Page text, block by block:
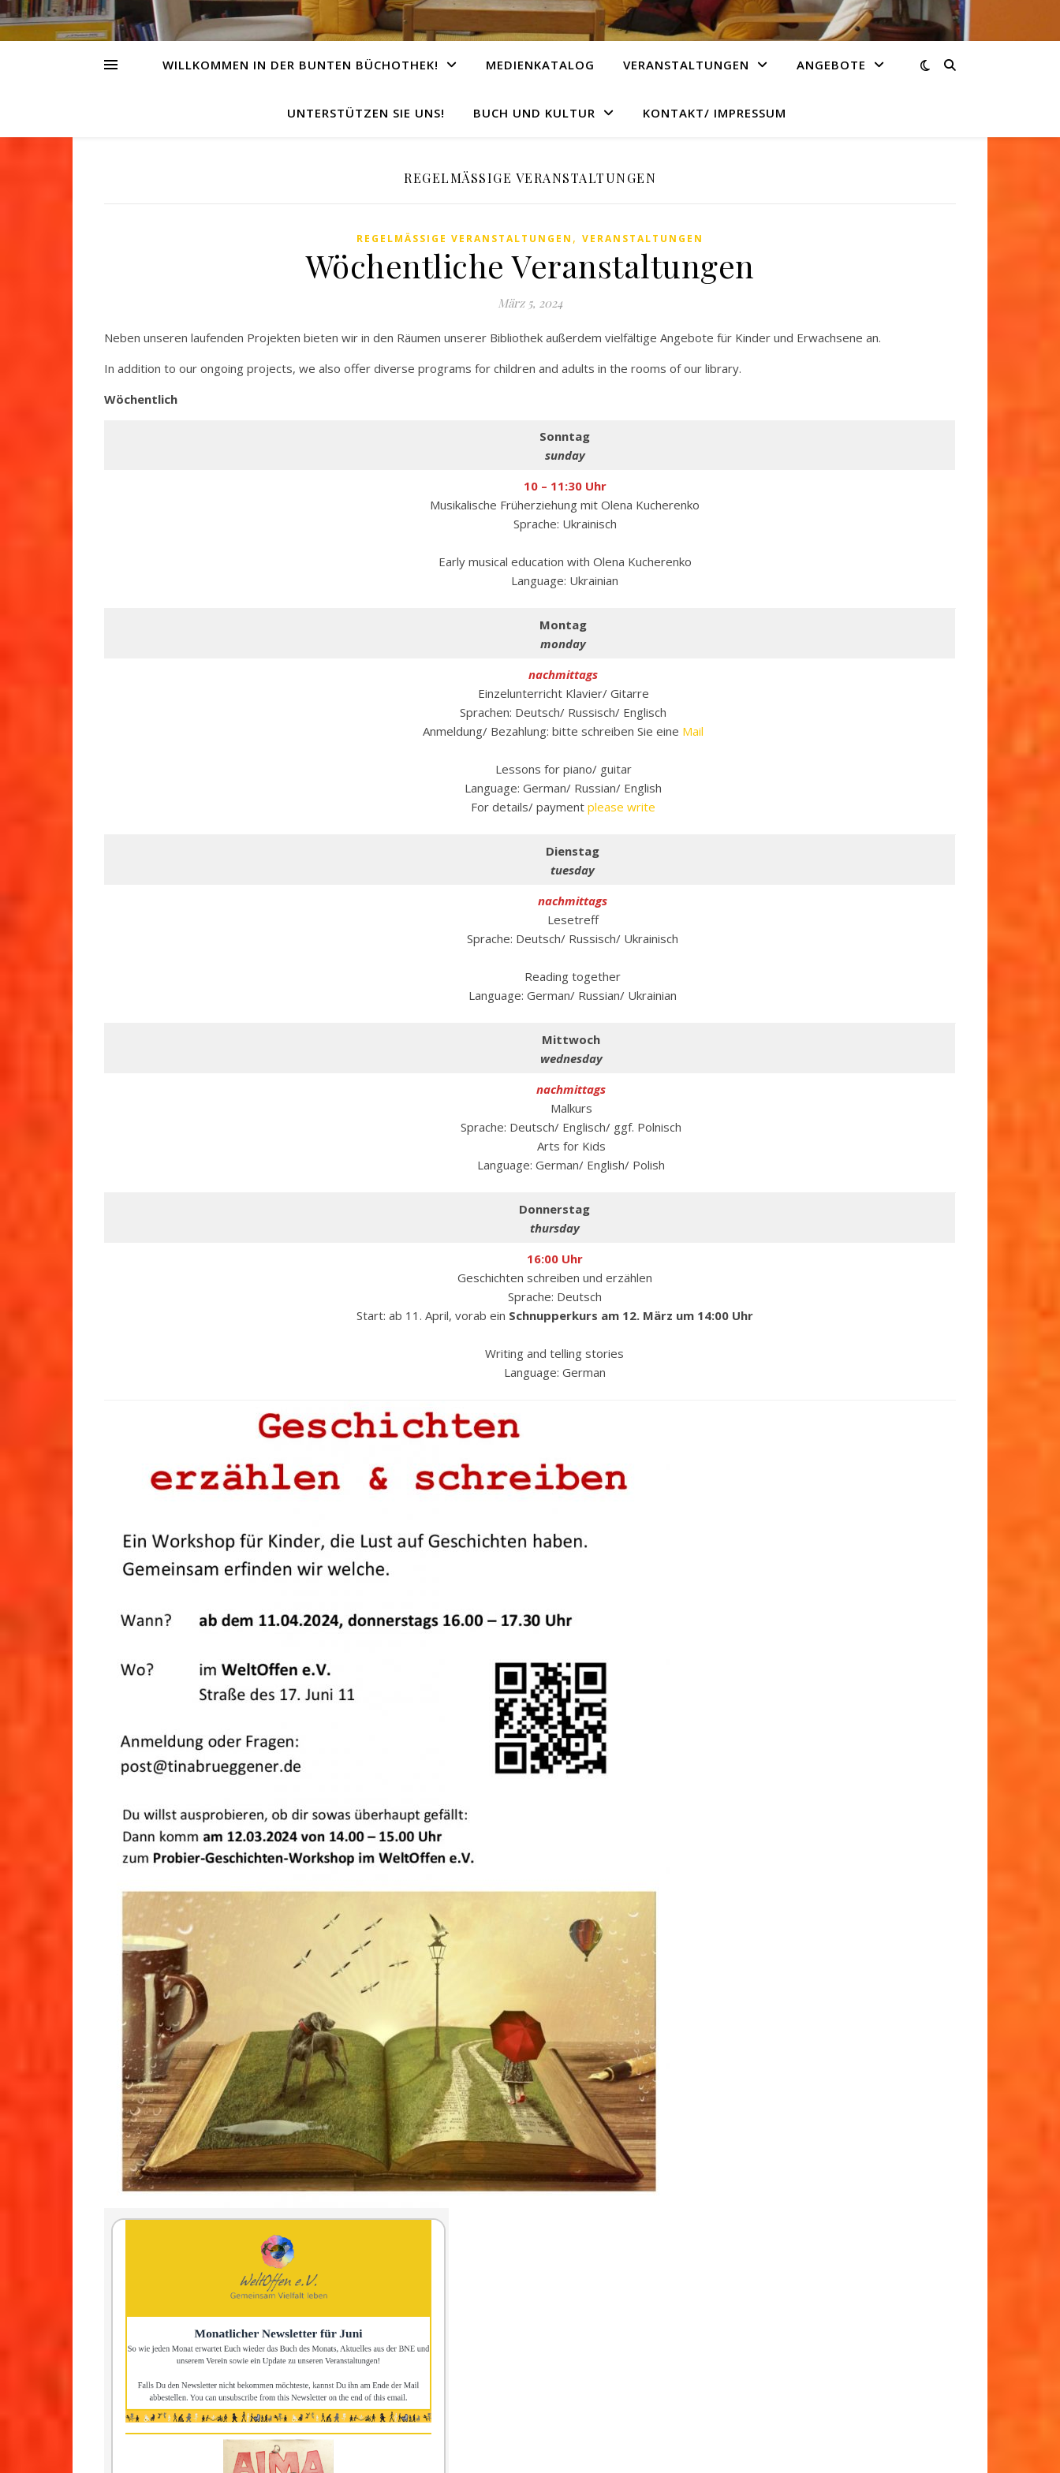
WILLKOMMEN IN DER BUNTEN BÜCHOTHEK! MEDIENKATALOG VERANSTALTUNGEN ANGEBOTE
UNTERSTÜTZEN SIE UNS! BUCH UND KULTUR KONTAKT/ IMPRESSUM
REGELMÄSSIGE VERANSTALTUNGEN
REGELMÄSSIGE VERANSTALTUNGEN , VERANSTALTUNGEN
Wöchentliche Veranstaltungen
März 5, 2024
Neben unseren laufenden Projekten bieten wir in den Räumen unserer Bibliothek außerdem vielfältige Angebote für Kinder und Erwachsene an.
In addition to our ongoing projects, we also offer diverse programs for children and adults in the rooms of our library.
Wöchentlich
Sonntag
sunday
10 – 11:30 Uhr
Musikalische Früherziehung mit Olena Kucherenko
Sprache: Ukrainisch
Early musical education with Olena Kucherenko
Language: Ukrainian
Montag
monday
nachmittags
Einzelunterricht Klavier/ Gitarre
Sprachen: Deutsch/ Russisch/ Englisch
Anmeldung/ Bezahlung: bitte schreiben Sie eine Mail
Lessons for piano/ guitar
Language: German/ Russian/ English
For details/ payment please write
Dienstag
tuesday
nachmittags
Lesetreff
Sprache: Deutsch/ Russisch/ Ukrainisch
Reading together
Language: German/ Russian/ Ukrainian
Mittwoch
wednesday
nachmittags
Malkurs
Sprache: Deutsch/ Englisch/ ggf. Polnisch
Arts for Kids
Language: German/ English/ Polish
Donnerstag
thursday
16:00 Uhr
Geschichten schreiben und erzählen
Sprache: Deutsch
Start: ab 11. April, vorab ein Schnupperkurs am 12. März um 14:00 Uhr
Writing and telling stories
Language: German